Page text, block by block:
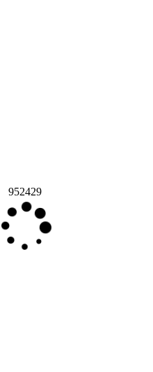
952429